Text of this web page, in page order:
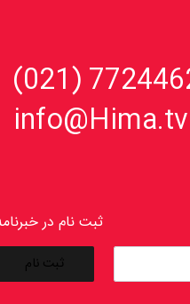
77244627 (021)
info@Hima.tv
ثبت نام در